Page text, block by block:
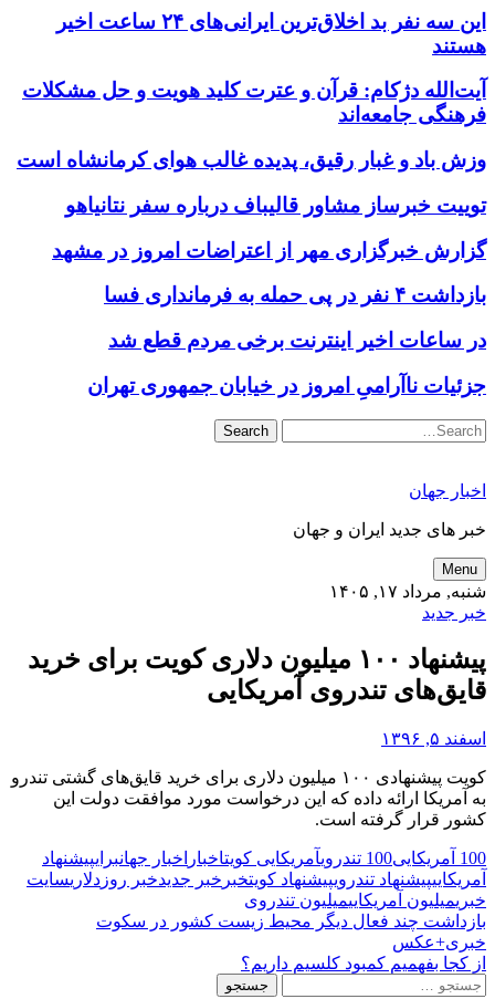
این سه نفر بد اخلاق‌ترین ایرانی‌های ۲۴ ساعت اخیر
هستند
آیت‌الله دژکام: قرآن و عترت کلید هویت و حل مشکلات
فرهنگی جامعه‌اند
وزش باد و غبار رقیق، پدیده غالب هوای کرمانشاه است
توییت خبرساز مشاور قالیباف درباره سفر نتانیاهو
گزارش خبرگزاری مهر از اعتراضات امروز در مشهد
بازداشت ۴ نفر در پی حمله به فرمانداری فسا
در ساعات اخیر اینترنت برخی مردم قطع شد
جزئیات ناآرامیِ امروز در خیابان جمهوری تهران
Search
اخبار جهان
خبر های جدید ایران و جهان
Menu
شنبه, مرداد ۱۷, ۱۴۰۵
خبر جدید
پیشنهاد ۱۰۰ میلیون دلاری کویت برای خرید
قایق‌های تندروی آمریکایی
اسفند ۵, ۱۳۹۶
کویت پیشنهادی ۱۰۰ میلیون دلاری برای خرید قایق‌های گشتی تندرو
به آمریکا ارائه داده که این درخواست مورد موافقت دولت این
کشور قرار گرفته است.
100 آمریکایی 100 تندروی آمریکایی کویتاخبار اخبار جهانبرایپیشنهاد
آمریکاییپیشنهاد تندرویپیشنهاد کویتخبر خبر جدیدخبر روز دلاریسایت
خبریمیلیون آمریکاییمیلیون تندروی
راهبری
نوشته‌ها
بازداشت چند فعال دیگر محیط زیست کشور در سکوت
خبری+عکس
از کجا بفهمیم کمبود کلسیم داریم؟
جستجو